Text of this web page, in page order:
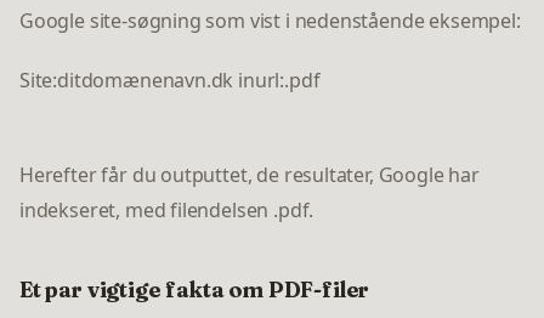
Google site-søgning som vist i nedenstående eksempel:
Site:ditdomænenavn.dk inurl:.pdf
Herefter får du outputtet, de resultater, Google har
indekseret, med filendelsen .pdf.
Et par vigtige fakta om PDF-filer